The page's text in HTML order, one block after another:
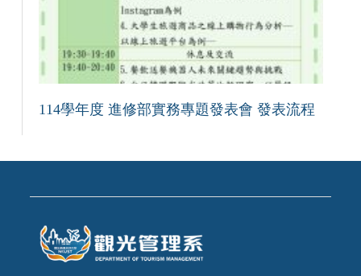
114學年度 進修部實務專題發表會 發表流程